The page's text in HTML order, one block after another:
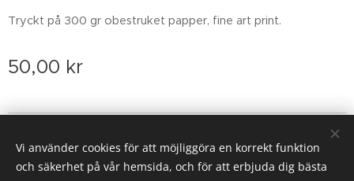
Tryckt på 300 gr obestruket papper, fine art print.
50,00 kr
Cookies
Vi använder cookies för att möjliggöra en korrekt funktion
och säkerhet på vår hemsida, och för att erbjuda dig bästa